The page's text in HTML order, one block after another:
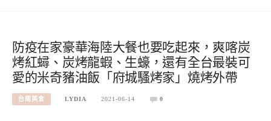
防疫在家豪華海陸大餐也要吃起來，爽喀炭
烤紅蟳、炭烤龍蝦、生蠔，還有全台最裝可
愛的米奇豬油飯「​府城騷烤家」燒烤外帶
台南美食 LYDIA 2021-06-14 0